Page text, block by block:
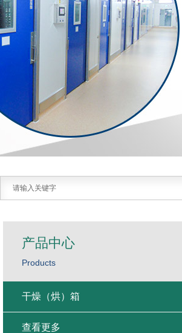
产品中心
Products
干燥（烘）箱
查看更多